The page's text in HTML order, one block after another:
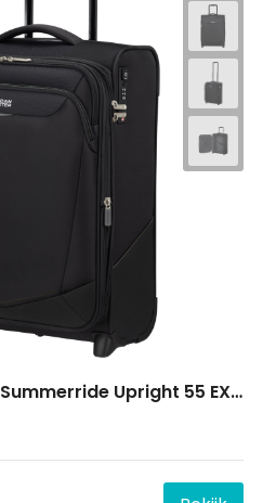
American Tourister Summerride Upright 55 EXP.